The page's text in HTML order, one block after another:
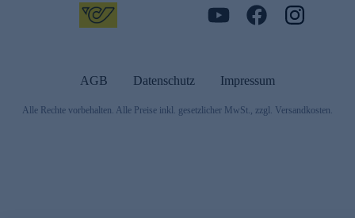
AGB Datenschutz Impressum
Alle Rechte vorbehalten. Alle Preise inkl. gesetzlicher MwSt., zzgl. Versandkosten.